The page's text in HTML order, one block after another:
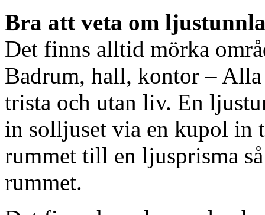
Bra att veta om
Det finns alltid mörka
Badrum, hall, kontor – Alla
trista och utan liv. En
in solljuset via en kupol in
rummet till en ljusprisma
rummet.